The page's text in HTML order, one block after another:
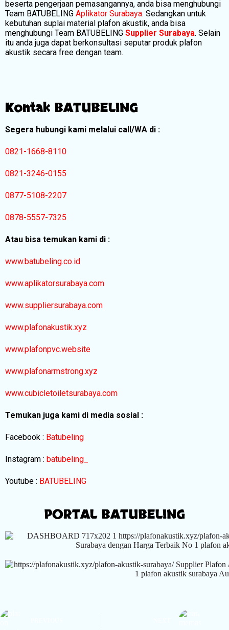
beserta pengerjaan pemasangannya, anda bisa menghubungi
Team BATUBELING Aplikator Surabaya. Sedangkan untuk
kebutuhan suplai material plafon akustik, anda bisa
menghubungi Team BATUBELING Supplier Surabaya. Selain
itu anda juga dapat berkonsultasi seputar produk plafon
akustik secara free dengan team.
Kontak BATUBELING
Segera hubungi kami melalui call/WA di :
0821-1668-8110
0821-3246-0155
0877-5108-2207
0878-5557-7325
Atau bisa temukan kami di :
www.batubeling.co.id
www.aplikatorsurabaya.com
www.suppliersurabaya.com
www.plafonakustik.xyz
www.plafonpvc.website
www.plafonarmstrong.xyz
www.cubicletoiletsurabaya.com
Temukan juga kami di media sosial :
Facebook : Batubeling
Instagram : batubeling_
Youtube : BATUBELING
PORTAL BATUBELING